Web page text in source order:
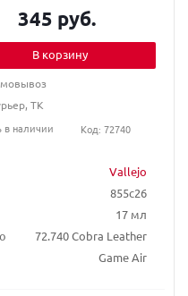
Vallejo
855c26
17 мл
72.740 Cobra Leather
Game Air
345 руб.
В корзину
ТК
в наличии
Код: 72740